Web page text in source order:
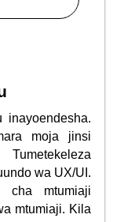
moja jinsi
wa UX/UI.
cha mtumiaji
mtumiaji. Kila